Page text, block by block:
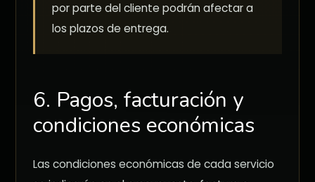
por parte del cliente podrán afectar a
los plazos de entrega.
6. Pagos, facturación y
condiciones económicas
Las condiciones económicas de cada servicio